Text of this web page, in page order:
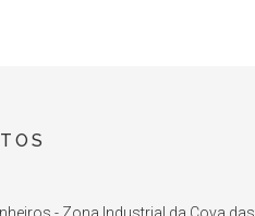
- Zona Industrial da Cova das